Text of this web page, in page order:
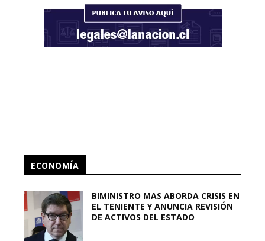
ECONOMÍA
BIMINISTRO MAS ABORDA CRISIS EN
EL TENIENTE Y ANUNCIA REVISIÓN
DE ACTIVOS DEL ESTADO